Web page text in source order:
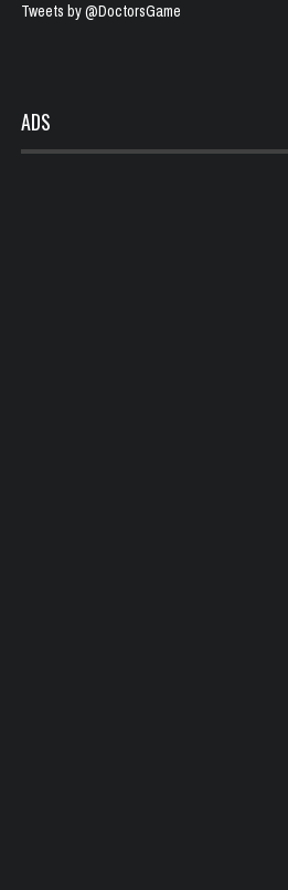
Tweets by @DoctorsGame
ADS